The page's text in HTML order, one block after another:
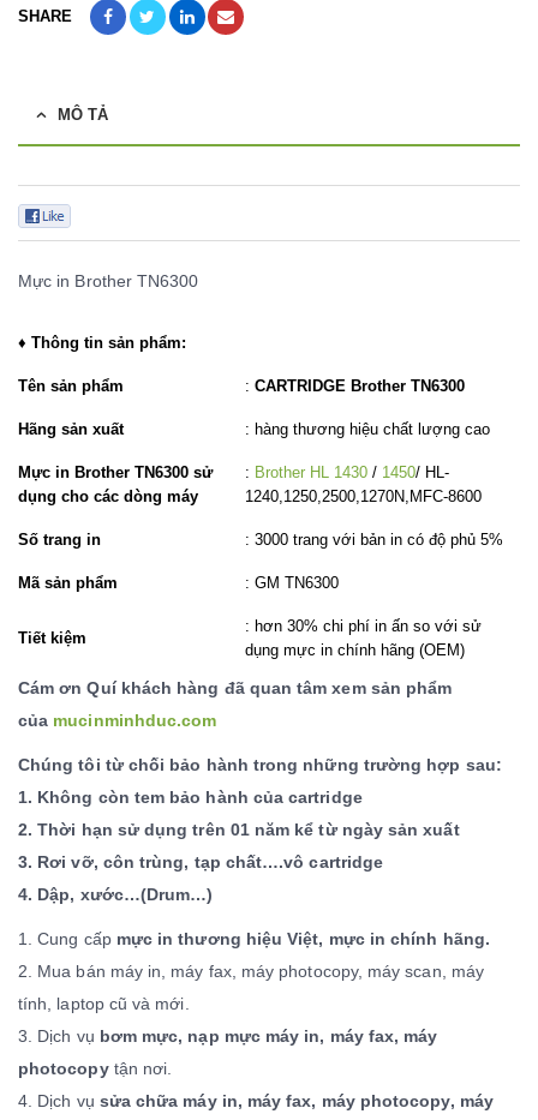
SHARE
MÔ TẢ
Mực in Brother TN6300
♦ Thông tin sản phẩm:
Tên sản phẩm : CARTRIDGE Brother TN6300
Hãng sản xuất : hàng thương hiệu chất lượng cao
Mực in Brother TN6300 sử
dụng cho các dòng máy
: Brother HL 1430 / 1450/ HL-
1240,1250,2500,1270N,MFC-8600
Số trang in : 3000 trang với bản in có độ phủ 5%
Mã sản phẩm : GM TN6300
Tiết kiệm
: hơn 30% chi phí in ấn so với sử
dụng mực in chính hãng (OEM)
Cám ơn Quí khách hàng đã quan tâm xem sản phẩm
của mucinminhduc.com
Chúng tôi từ chối bảo hành trong những trường hợp sau:
1. Không còn tem bảo hành của cartridge
2. Thời hạn sử dụng trên 01 năm kể từ ngày sản xuất
3. Rơi vỡ, côn trùng, tạp chất….vô cartridge
4. Dập, xước…(Drum…)
1. Cung cấp mực in thương hiệu Việt, mực in chính hãng.
2. Mua bán máy in, máy fax, máy photocopy, máy scan, máy
tính, laptop cũ và mới.
3. Dịch vụ bơm mực, nạp mực máy in, máy fax, máy
photocopytận nơi.
4. Dịch vụ sửa chữa máy in, máy fax, máy photocopy, máy